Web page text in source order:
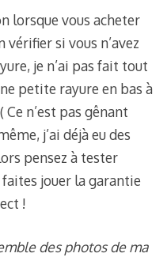
lorsque vous acheter
si vous n’avez
je n’ai pas fait tout
petite rayure en bas à
Ce n’est pas gênant
j’ai déjà eu des
pensez à tester
jouer la garantie
!
des photos de ma